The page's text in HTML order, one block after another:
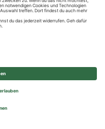
rights reserved